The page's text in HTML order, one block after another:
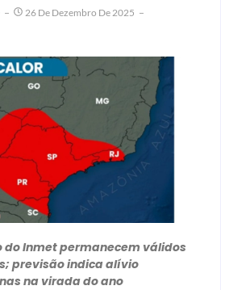
26 De Dezembro De 2025
do Inmet permanecem válidos
previsão indica alívio
na virada do ano